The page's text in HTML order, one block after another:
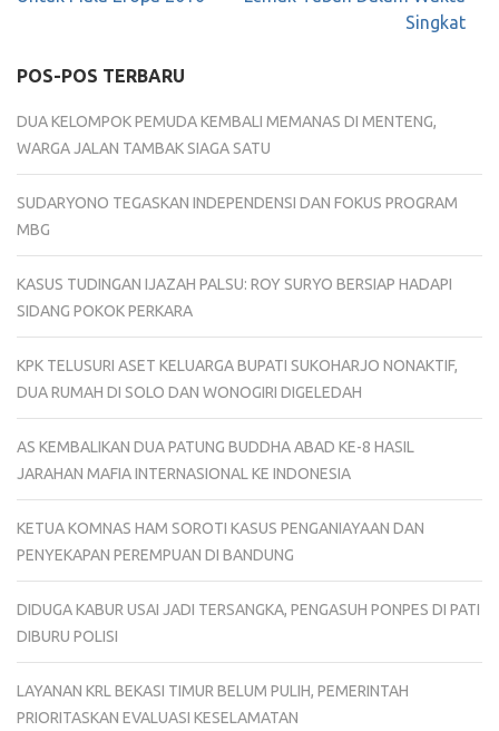
Singkat
POS-POS TERBARU
DUA KELOMPOK PEMUDA KEMBALI MEMANAS DI MENTENG,
WARGA JALAN TAMBAK SIAGA SATU
SUDARYONO TEGASKAN INDEPENDENSI DAN FOKUS PROGRAM
MBG
KASUS TUDINGAN IJAZAH PALSU: ROY SURYO BERSIAP HADAPI
SIDANG POKOK PERKARA
KPK TELUSURI ASET KELUARGA BUPATI SUKOHARJO NONAKTIF,
DUA RUMAH DI SOLO DAN WONOGIRI DIGELEDAH
AS KEMBALIKAN DUA PATUNG BUDDHA ABAD KE-8 HASIL
JARAHAN MAFIA INTERNASIONAL KE INDONESIA
KETUA KOMNAS HAM SOROTI KASUS PENGANIAYAAN DAN
PENYEKAPAN PEREMPUAN DI BANDUNG
DIDUGA KABUR USAI JADI TERSANGKA, PENGASUH PONPES DI PATI
DIBURU POLISI
LAYANAN KRL BEKASI TIMUR BELUM PULIH, PEMERINTAH
PRIORITASKAN EVALUASI KESELAMATAN